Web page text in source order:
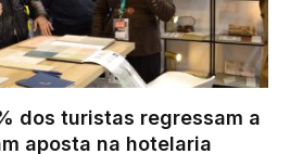
dos turistas regressam a
aposta na hotelaria